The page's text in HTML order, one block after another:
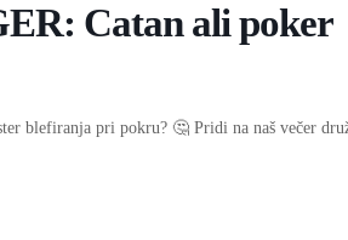
Catan ali poker
blefiranja pri pokru? 🤔 Pridi na naš večer